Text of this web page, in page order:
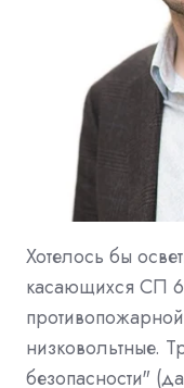
Хотелось бы
касающихся СП
низковольтные.
безопасности"